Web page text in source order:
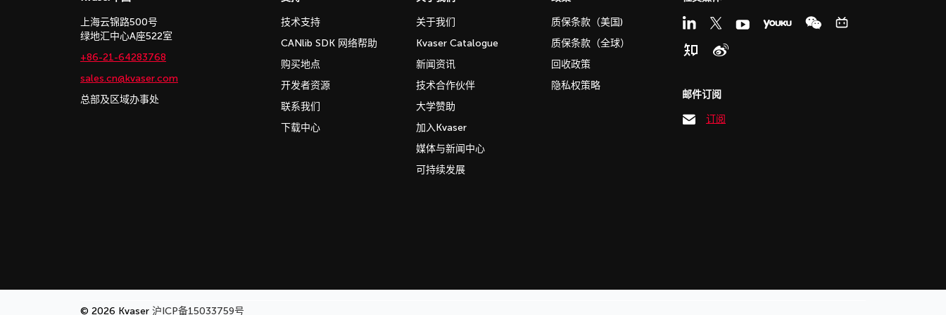
上海云锦路500号
绿地汇中心A座522室
+86-21-64283768
sales.cn@kvaser.com
总部及区域办事处
技术支持
CANlib SDK 网络帮助
购买地点
开发者资源
联系我们
下载中心
关于我们
Kvaser Catalogue
新闻资讯
技术合作伙伴
大学赞助
加入Kvaser
媒体与新闻中心
可持续发展
质保条款（美国)
质保条款（全球）
回收政策
隐私权策略
邮件订阅
订阅
© 2026 Kvaser 沪ICP备15033759号